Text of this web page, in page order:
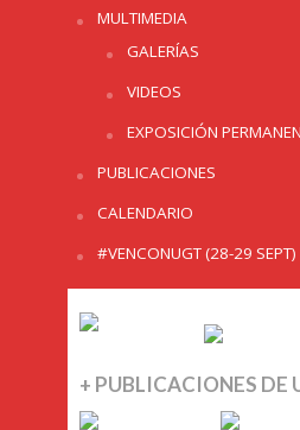
MULTIMEDIA
GALERÍAS
VIDEOS
EXPOSICIÓN
PUBLICACIONES
CALENDARIO
#VENCONUGT (28-29 SEPT)
+ PUBLICACIONES DE